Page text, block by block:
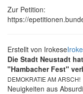
Zur Petition:
https://
Erstellt von Irokese
Die Stadt Neustadt
"Hambacher Fest"
DEMOKRATIE AM ARSCH!
Neuigkeiten aus